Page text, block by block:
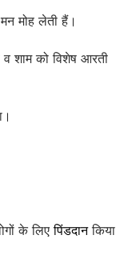
मोह लेती हैं।
शाम को विशेष आरती
के लिएपिंडदानकिया